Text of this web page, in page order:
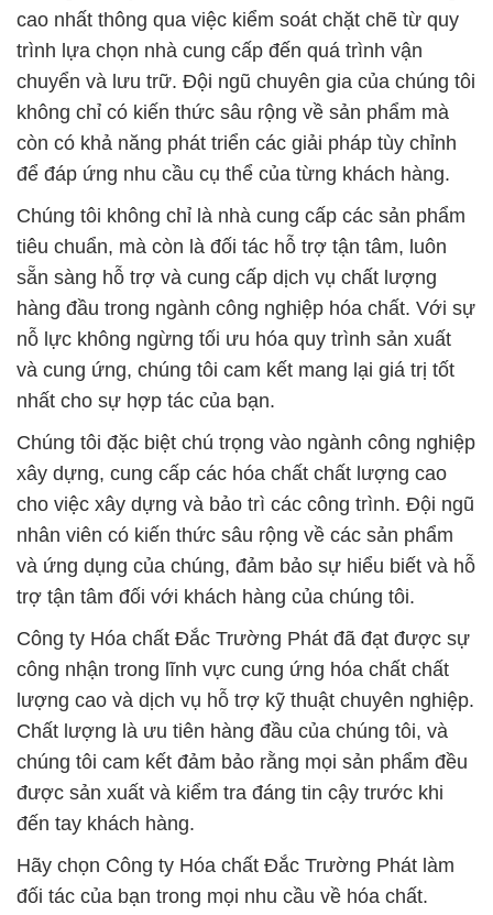
cao nhất thông qua việc kiểm soát chặt chẽ từ quy
trình lựa chọn nhà cung cấp đến quá trình vận
chuyển và lưu trữ. Đội ngũ chuyên gia của chúng tôi
không chỉ có kiến thức sâu rộng về sản phẩm mà
còn có khả năng phát triển các giải pháp tùy chỉnh
để đáp ứng nhu cầu cụ thể của từng khách hàng.
Chúng tôi không chỉ là nhà cung cấp các sản phẩm
tiêu chuẩn, mà còn là đối tác hỗ trợ tận tâm, luôn
sẵn sàng hỗ trợ và cung cấp dịch vụ chất lượng
hàng đầu trong ngành công nghiệp hóa chất. Với sự
nỗ lực không ngừng tối ưu hóa quy trình sản xuất
và cung ứng, chúng tôi cam kết mang lại giá trị tốt
nhất cho sự hợp tác của bạn.
Chúng tôi đặc biệt chú trọng vào ngành công nghiệp
xây dựng, cung cấp các hóa chất chất lượng cao
cho việc xây dựng và bảo trì các công trình. Đội ngũ
nhân viên có kiến thức sâu rộng về các sản phẩm
và ứng dụng của chúng, đảm bảo sự hiểu biết và hỗ
trợ tận tâm đối với khách hàng của chúng tôi.
Công ty Hóa chất Đắc Trường Phát đã đạt được sự
công nhận trong lĩnh vực cung ứng hóa chất chất
lượng cao và dịch vụ hỗ trợ kỹ thuật chuyên nghiệp.
Chất lượng là ưu tiên hàng đầu của chúng tôi, và
chúng tôi cam kết đảm bảo rằng mọi sản phẩm đều
được sản xuất và kiểm tra đáng tin cậy trước khi
đến tay khách hàng.
Hãy chọn Công ty Hóa chất Đắc Trường Phát làm
đối tác của bạn trong mọi nhu cầu về hóa chất.